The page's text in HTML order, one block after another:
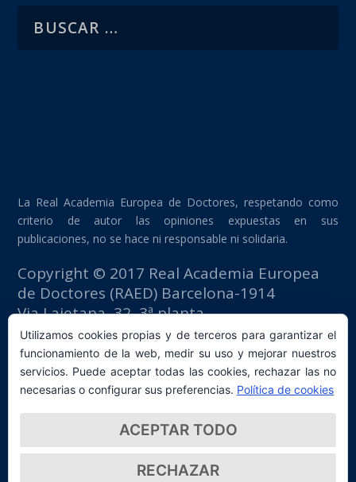
La Real Academia Europea de Doctores, respetando como
criterio de autor las opiniones expuestas en sus
publicaciones, no se hace ni responsable ni solidaria.
Copyright © 2017 Real Academia Europea
de Doctores (RAED) Barcelona-1914
Via Laietana, 32, 3ª planta
Edificio Fomento del Trabajo
08003 Barcelona (España)
tlf: +34 93 667 40 54
secretaria@raed.academy
Contacto y suscripción Newsletter
Política de privacidad
Utilizamos cookies propias y de terceros para garantizar el
funcionamiento de la web, medir su uso y mejorar nuestros
servicios. Puede aceptar todas las cookies, rechazar las no
necesarias o configurar sus preferencias. Política de cookies
ACEPTAR TODO
RECHAZAR